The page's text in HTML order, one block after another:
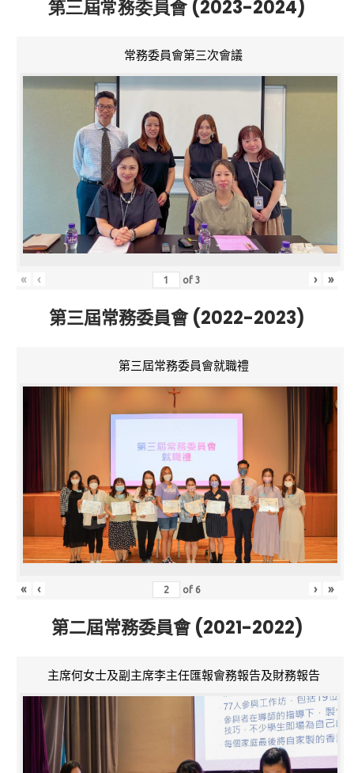
第三屆常務委員會 (2023-2024)
常務委員會第三次會議
« ‹ of3 › »
第三屆常務委員會 (2022-2023)
第三屆常務委員會就職禮
« ‹ of 6 › »
第二屆常務委員會 (2021-2022)
主席何女士及副主席李主任匯報會務報告及財務報告